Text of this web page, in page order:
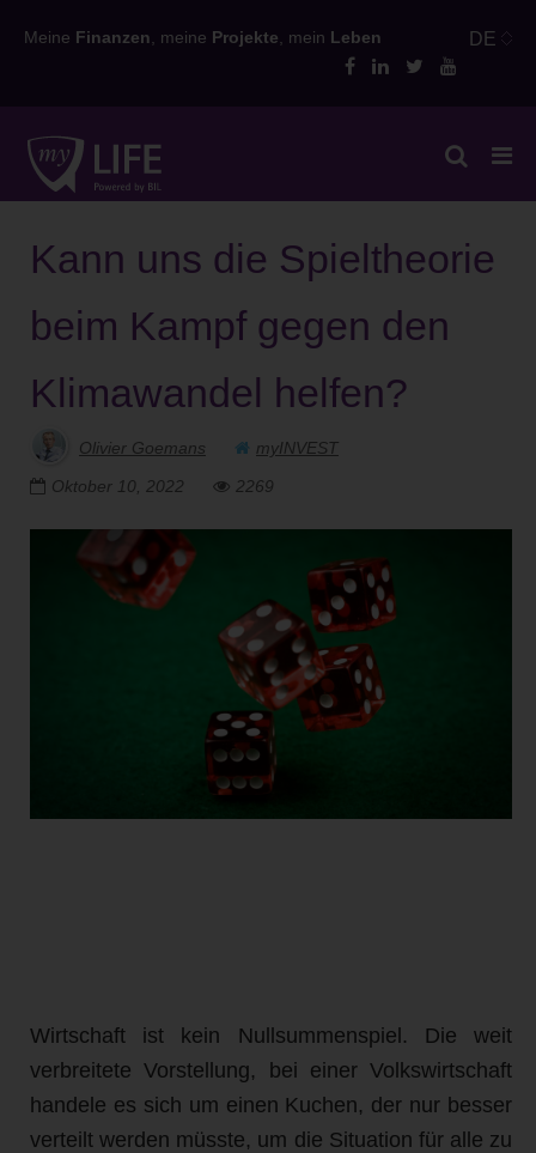
to
Meine Finanzen , meine Projekte , mein Leben DE
Kann uns die Spieltheorie
beim Kampf gegen den
Klimawandel helfen?
Olivier Goemans
myINVEST
Oktober 10, 2022
2269
Wirtschaft ist kein Nullsummenspiel. Die weit
verbreitete Vorstellung, bei einer Volkswirtschaft
handele es sich um einen Kuchen, der nur besser
verteilt werden müsste, um die Situation für alle zu